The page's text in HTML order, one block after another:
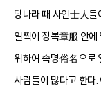
당나라 때 사인士人
일찍이 장복章服 안에
위하여 속명俗名으로
사람들이 많다고 한다